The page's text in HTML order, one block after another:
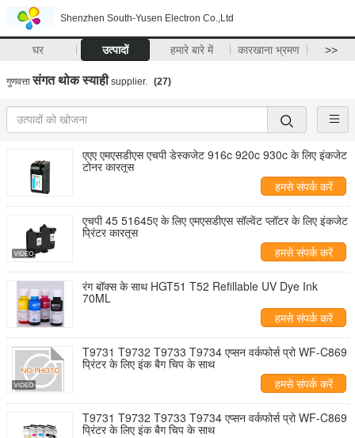
Shenzhen South-Yusen Electron Co.,Ltd
घर उत्पादों हमारे बारे में कारखाना भ्रमण >>
गुणवत्ता संगत थोक स्याहीsupplier. (27)
एएए एमएसडीएस एचपी डेस्कजेट 916c 920c 930c के लिए इंकजेट
टोनर कारतूस
हमसे संपर्क करें
एचपी 45 51645ए के लिए एमएसडीएस सॉल्वेंट प्लॉटर के लिए इंकजेट
प्रिंटर कारतूस
हमसे संपर्क करें
रंग बॉक्स के साथ HGT51 T52 Refillable UV Dye Ink
70ML
हमसे संपर्क करें
T9731 T9732 T9733 T9734 एप्सन वर्कफोर्स प्रो WF-C869
प्रिंटर के लिए इंक बैग चिप के साथ
हमसे संपर्क करें
T9731 T9732 T9733 T9734 एप्सन वर्कफोर्स प्रो WF-C869
प्रिंटर के लिए इंक बैग चिप के साथ